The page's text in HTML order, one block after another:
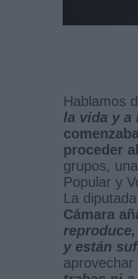
Hablamos
la vida y a
proceder
grupos,
Popular y
La
Cámara
y están